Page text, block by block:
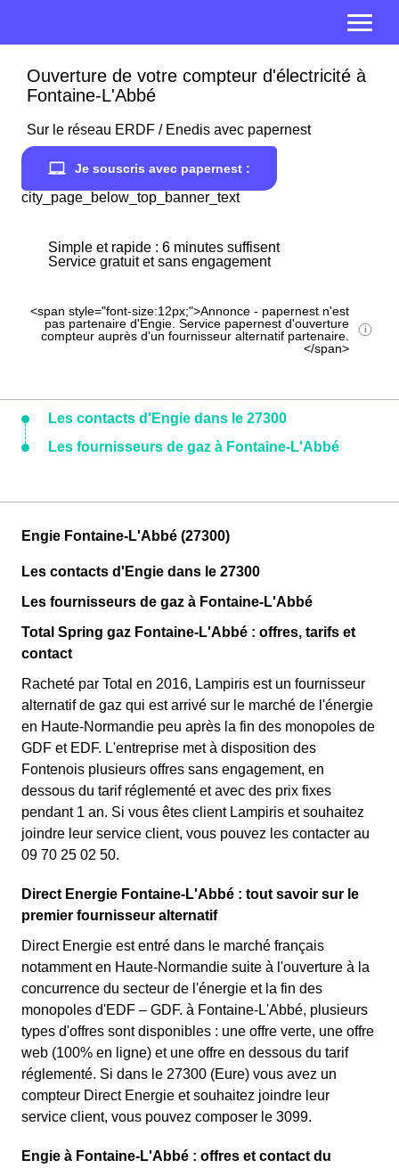
Ouverture de votre compteur d'électricité à
Fontaine-L'Abbé
Sur le réseau ERDF / Enedis avec papernest
Je souscris avec papernest :
city_page_below_top_banner_text
Simple et rapide : 6 minutes suffisent
Service gratuit et sans engagement
<span style="font-size:12px;">Annonce - papernest n'est
pas partenaire d'Engie. Service papernest d'ouverture
compteur auprès d'un fournisseur alternatif partenaire.
</span>
Les contacts d'Engie dans le 27300
Les fournisseurs de gaz à Fontaine-L'Abbé
Engie Fontaine-L'Abbé (27300)
Les contacts d'Engie dans le 27300
Les fournisseurs de gaz à Fontaine-L'Abbé
Total Spring gaz Fontaine-L'Abbé : offres, tarifs et
contact
Racheté par Total en 2016, Lampiris est un fournisseur
alternatif de gaz qui est arrivé sur le marché de l'énergie
en Haute-Normandie peu après la fin des monopoles de
GDF et EDF. L'entreprise met à disposition des
Fontenois plusieurs offres sans engagement, en
dessous du tarif réglementé et avec des prix fixes
pendant 1 an. Si vous êtes client Lampiris et souhaitez
joindre leur service client, vous pouvez les contacter au
09 70 25 02 50.
Direct Energie Fontaine-L'Abbé : tout savoir sur le
premier fournisseur alternatif
Direct Energie est entré dans le marché français
notamment en Haute-Normandie suite à l'ouverture à la
concurrence du secteur de l'énergie et la fin des
monopoles d'EDF – GDF. à Fontaine-L'Abbé, plusieurs
types d'offres sont disponibles : une offre verte, une offre
web (100% en ligne) et une offre en dessous du tarif
réglementé. Si dans le 27300 (Eure) vous avez un
compteur Direct Energie et souhaitez joindre leur
service client, vous pouvez composer le 3099.
Engie à Fontaine-L'Abbé : offres et contact du